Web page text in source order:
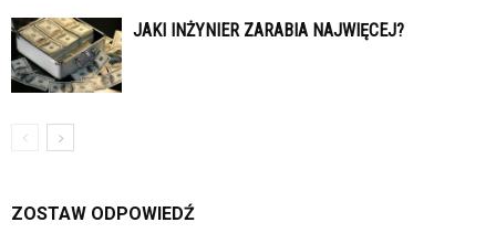
JAKI INŻYNIER ZARABIA NAJWIĘCEJ?
ZOSTAW ODPOWIEDŹ